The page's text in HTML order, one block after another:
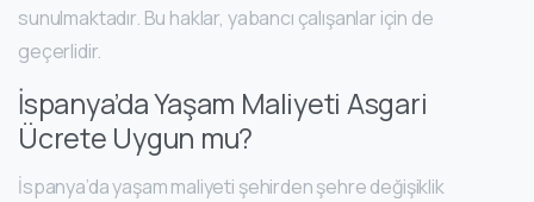
sunulmaktadır. Bu haklar, yabancı çalışanlar için de
geçerlidir.
İspanya’da Yaşam Maliyeti Asgari
Ücrete Uygun mu?
İspanya’da yaşam maliyeti şehirden şehre değişiklik